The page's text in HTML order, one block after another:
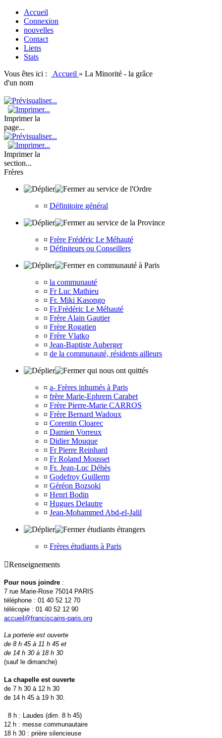
Accueil
Connexion
nouvelles
Contact
Liens
Stats
Vous êtes ici :
Accueil » La Minorité - la grâce
d'un nom
Imprimer la
page...
Imprimer la
section...
Frères
au service de l'Ordre
¤ Définitoire général
au service de la Province
¤ Frère Frédéric Le Méhauté
¤ Définiteurs ou Conseillers
en communauté à Paris
¤ la communauté
¤ Fr Luc Mathieu
¤ Fr. Miki Kasongo
¤ Fr.Frédéric Le Méhauté
¤ Frère Alain Gautier
¤ Frère Rogatien
¤ Frère Vlatko
¤ Jean-Baptiste Auberger
¤ de la communauté, résidents ailleurs
qui nous ont quittés
¤ a- Frères inhumés à Paris
¤ frère Marie-Ephrem Carabet
¤ Frère Pierre-Marie CARROS
¤ Frère Bernard Wadoux
¤ Corentin Cloarec
¤ Damien Vorreux
¤ Didier Mouque
¤ Fr Pierre Reinhard
¤ Fr Roland Mousset
¤ Fr. Jean-Luc Déhès
¤ Godefroy Guillerm
¤ Géréon Bozsoki
¤ Henri Bodin
¤ Hugues Delautre
¤ Jean-Mohammed Abd-el-Jalil
étudiants étrangers
¤ Frères étudiants à Paris
Renseignements
Pour nous joindre :
7 rue Marie-Rose 75014 PARIS
téléphone : 01 40 52 12 70
télécopie : 01 40 52 12 90
accueil@franciscains-paris.org
La porterie est ouverte
de 8 h 45 à 11 h 45 et
de 14 h 30 à 18 h 30
(sauf le dimanche)
La chapelle est ouverte
de 7 h 30 à 12 h 30
de 14 h 45 à 19 h 30.
8 h : Laudes (dim. 8 h 45)
12 h : messe communautaire
18 h 30 : prière silencieuse